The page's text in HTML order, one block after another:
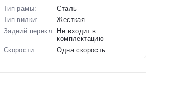
Тип рамы:
Сталь
Тип вилки:
Жесткая
Задний перекл: Не входит в
комплектацию
Скорости:
Одна скорость